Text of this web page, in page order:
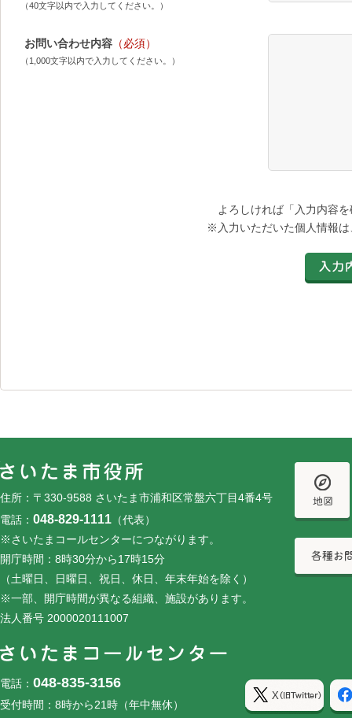
（40文字以内で入力してください。）
お問い合わせ内容 （必須）
（1,000文字以内で入力してください。）
よろしければ「入力内容
※入力いただいた個人情報
住所：〒330-9588 さいたま市浦和区常盤六丁目4番4号
電話： 048-829-1111 （代表）
※さいたまコールセンターにつながります。
開庁時間：8時30分から17時15分
（土曜日、日曜日、祝日、休日、年末年始を除く）
※一部、開庁時間が異なる組織、施設があります。
法人番号 2000020111007
電話： 048-835-3156
受付時間：8時から21時（年中無休）